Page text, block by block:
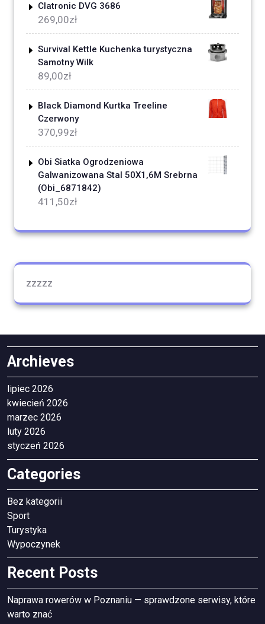
Clatronic DVG 3686
269,00zł
Survival Kettle Kuchenka turystyczna
Samotny Wilk
89,00zł
Black Diamond Kurtka Treeline
Czerwony
370,99zł
Obi Siatka Ogrodzeniowa
Galwanizowana Stal 50X1,6M Srebrna
(Obi_6871842)
411,50zł
zzzzz
Archieves
lipiec 2026
kwiecień 2026
marzec 2026
luty 2026
styczeń 2026
Categories
Bez kategorii
Sport
Turystyka
Wypoczynek
Recent Posts
Naprawa rowerów w Poznaniu — sprawdzone serwisy, które
warto znać